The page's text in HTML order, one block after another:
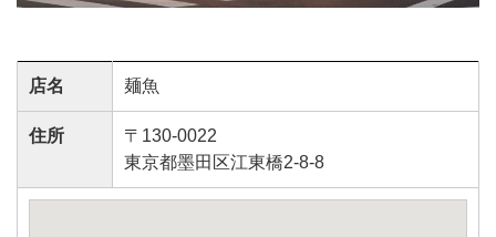
店名 麺魚
住所
〒130-0022
東京都墨田区江東橋2-8-8